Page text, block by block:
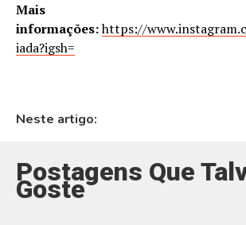
Mais
informações:https://
iada?igsh=
Neste artigo:
Postagens Que
Goste